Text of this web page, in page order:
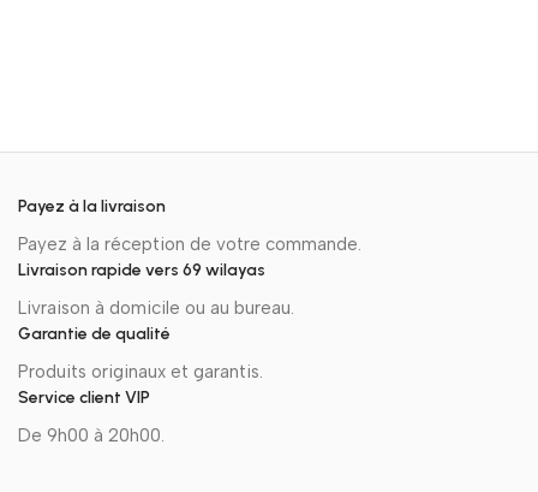
Payez à la livraison
Payez à la réception de votre commande.
Livraison rapide vers 69 wilayas
Livraison à domicile ou au bureau.
Garantie de qualité
Produits originaux et garantis.
Service client VIP
De 9h00 à 20h00.